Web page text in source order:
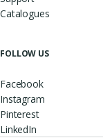
Catalogues
FOLLOW US
Facebook
Instagram
Pinterest
LinkedIn